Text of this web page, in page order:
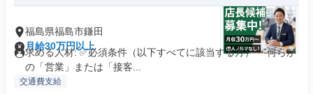
福島県福島市鎌田
月給30万円以上
求める人材: ✅必須条件（以下すべてに該当する方） ・何らか
の「営業」または「接客...
交通費支給